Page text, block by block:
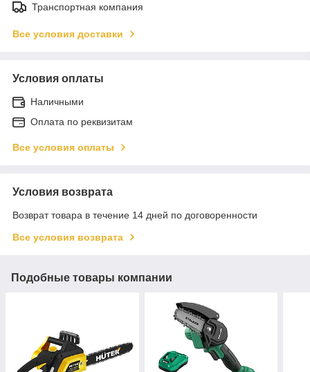
Транспортная компания
Все условия доставки
Условия оплаты
Наличными
Оплата по реквизитам
Все условия оплаты
Условия возврата
Возврат товара в течение 14 дней по договоренности
Все условия возврата
Подобные товары компании